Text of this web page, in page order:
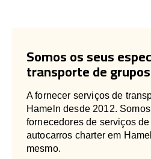
Somos os seus
transporte de
A fornecer serviços de
Hameln desde 2012.
fornecedores de serviços
autocarros charter em
mesmo.